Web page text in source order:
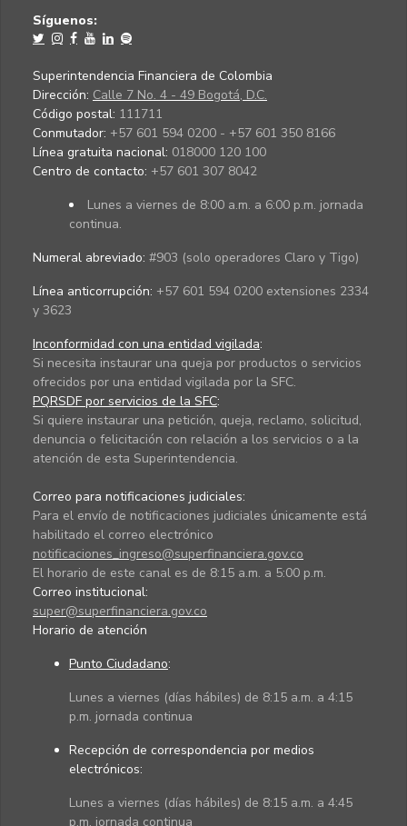
Síguenos:
Superintendencia Financiera de Colombia
Dirección: Calle 7 No. 4 - 49 Bogotá, D.C.
Código postal: 111711
Conmutador: +57 601 594 0200 - +57 601 350 8166
Línea gratuita nacional: 018000 120 100
Centro de contacto: +57 601 307 8042
Lunes a viernes de 8:00 a.m. a 6:00 p.m. jornada
continua.
Numeral abreviado: #903 (solo operadores Claro y Tigo)
Línea anticorrupción: +57 601 594 0200 extensiones 2334
y 3623
Inconformidad con una entidad vigilada:
Si necesita instaurar una queja por productos o servicios
ofrecidos por una entidad vigilada por la SFC.
PQRSDF por servicios de la SFC:
Si quiere instaurar una petición, queja, reclamo, solicitud,
denuncia o felicitación con relación a los servicios o a la
atención de esta Superintendencia.
Correo para notificaciones judiciales:
Para el envío de notificaciones judiciales únicamente está
habilitado el correo electrónico
notificaciones_ingreso@superfinanciera.gov.co
El horario de este canal es de 8:15 a.m. a 5:00 p.m.
Correo institucional:
super@superfinanciera.gov.co
Horario de atención
Punto Ciudadano:
Lunes a viernes (días hábiles) de 8:15 a.m. a 4:15
p.m. jornada continua
Recepción de correspondencia por medios
electrónicos:
Lunes a viernes (días hábiles) de 8:15 a.m. a 4:45
p.m. jornada continua